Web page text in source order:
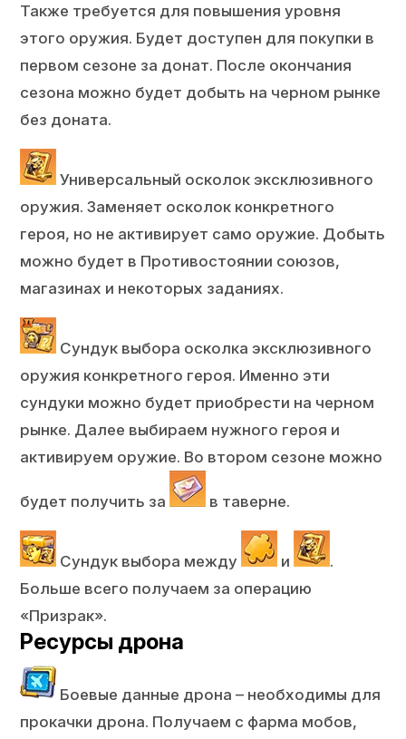
Также требуется для повышения уровня
этого оружия. Будет доступен для покупки в
первом сезоне за донат. После окончания
сезона можно будет добыть на черном рынке
без доната.
Универсальный осколок эксклюзивного
оружия. Заменяет осколок конкретного
героя, но не активирует само оружие. Добыть
можно будет в Противостоянии союзов,
магазинах и некоторых заданиях.
Сундук выбора осколка эксклюзивного
оружия конкретного героя. Именно эти
сундуки можно будет приобрести на черном
рынке. Далее выбираем нужного героя и
активируем оружие. Во втором сезоне можно
будет получить за в таверне.
Сундук выбора между и
.
Больше всего получаем за операцию
«Призрак».
Ресурсы дрона
Боевые данные дрона – необходимы для
прокачки дрона. Получаем с фарма мобов,